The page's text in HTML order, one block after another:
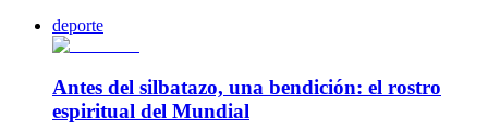
deporte
Antes del silbatazo, una bendición: el rostro
espiritual del Mundial